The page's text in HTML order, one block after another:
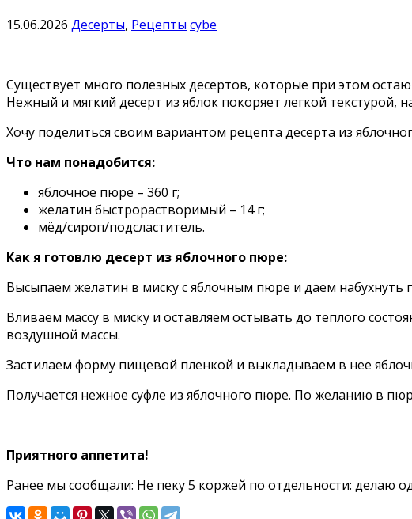
15.06.2026 Десерты, Рецепты cybe
Существует много полезных десертов, которые при этом
Нежный и мягкий десерт из яблок покоряет легкой текстурой,
Хочу поделиться своим вариантом рецепта десерта из
Что нам понадобится:
яблочное пюре – 360 г;
желатин быстрорастворимый – 14 г;
мёд/сироп/подсластитель.
Как я готовлю десерт из яблочного пюре:
Высыпаем желатин в миску с яблочным пюре и даем
Вливаем массу в миску и оставляем остывать до теплого
воздушной массы.
Застилаем форму пищевой пленкой и выкладываем в нее
Получается нежное суфле из яблочного пюре. По желанию в
Приятного аппетита!
Ранее мы сообщали: Не пеку 5 коржей по отдельности: делаю